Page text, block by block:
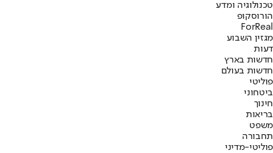
טכנולוגיה ומדע
הורוסקופ
ForReal
מגזין השבוע
דעות
חדשות בארץ
חדשות בעולם
פוליטי
ביטחוני
חינוך
בריאות
משפט
תחבורה
פוליטי-מדיני